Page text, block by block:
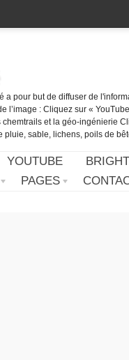
a pour but de diffuser de
l’image : Cliquez sur «
et la géo-ingénierie
pluie, sable, lichens, poils de
YOUTUBE
PAGES